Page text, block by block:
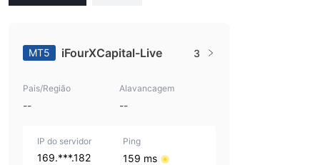
MT5 iFourXCapital-Live 3
Pais/Região
--
Alavancagem
--
IP do servidor
169.***.182
Ping
159 ms